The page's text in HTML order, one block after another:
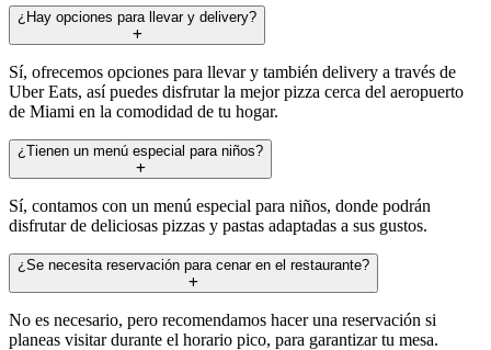
¿Hay opciones para llevar y delivery?
Sí, ofrecemos opciones para llevar y también delivery a través de
Uber Eats, así puedes disfrutar la mejor pizza cerca del aeropuerto
de Miami en la comodidad de tu hogar.
¿Tienen un menú especial para niños?
Sí, contamos con un menú especial para niños, donde podrán
disfrutar de deliciosas pizzas y pastas adaptadas a sus gustos.
¿Se necesita reservación para cenar en el restaurante?
No es necesario, pero recomendamos hacer una reservación si
planeas visitar durante el horario pico, para garantizar tu mesa.